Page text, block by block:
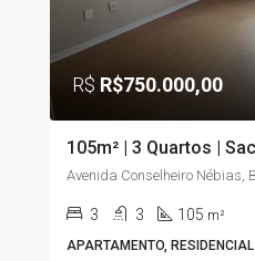
R$ R$750.000,00
3 3 105 m²
APARTAMENTO, RESIDENCIAL